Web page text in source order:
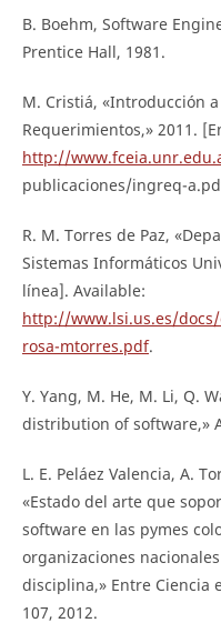
B. Boehm, Software
Prentice Hall, 1981.
M. Cristiá, «Introducción
Requerimientos,» 2011.
http://
publicaciones/ingreq-
R. M. Torres de Paz,
Sistemas Informáticos
línea]. Available:
http://www.lsi.us.es/
rosa-mtorres.pdf.
Y. Yang, M. He, M. Li, Q.
distribution of software,»
L. E. Peláez Valencia, A.
«Estado del arte que
software en las pymes
organizaciones
disciplina,» Entre Ciencia
107, 2012.